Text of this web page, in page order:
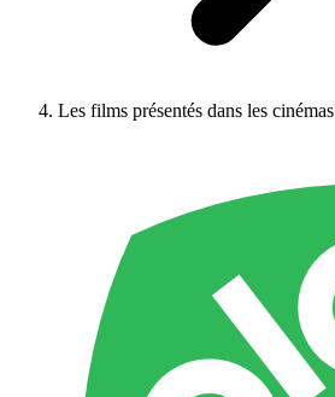
Les films présentés dans les cinémas